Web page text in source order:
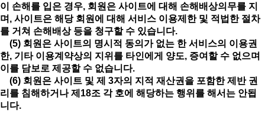
이 손해를 입은 경우, 회원은 사이트에 대해 손해배상의무를 지
며, 사이트은 해당 회원에 대해 서비스 이용제한 및 적법한 절차
를 거쳐 손해배상 등을 청구할 수 있습니다.
(5) 회원은 사이트의 명시적 동의가 없는 한 서비스의 이용권
한, 기타 이용계약상의 지위를 타인에게 양도, 증여할 수 없으며
이를 담보로 제공할 수 없습니다.
(6) 회원은 사이트 및 제 3자의 지적 재산권을 포함한 제반 권
리를 침해하거나 제18조 각 호에 해당하는 행위를 해서는 안됩
니다.